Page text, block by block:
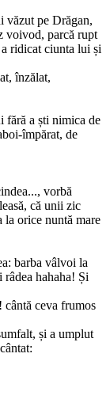
văzut pe Drăgan,
voivod, parcă rupt
ridicat ciunta lui și
înzălat,
fără a ști nimica de
împărat, de
vorbă
că unii zic
la orice nuntă mare
barba vâlvoi la
râdea hahaha! Și
ceva frumos
și a umplut